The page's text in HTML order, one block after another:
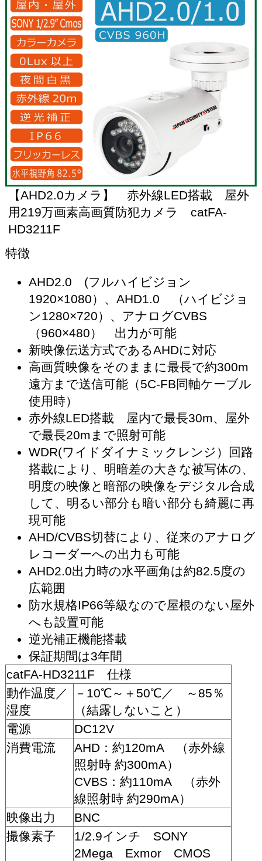
【AHD2.0カメラ】 赤外線LED搭載 屋外
用219万画素高画質防犯カメラ catFA-
HD3211F
特徴
AHD2.0 (フルハイビジョン
1920×1080）、AHD1.0 （ハイビジョ
ン1280×720）、アナログCVBS
（960×480） 出力が可能
新映像伝送方式であるAHDに対応
高画質映像をそのままに最長で約300m
遠方まで送信可能（5C-FB同軸ケーブル
使用時）
赤外線LED搭載 屋内で最長30m、屋外
で最長20mまで照射可能
WDR(ワイドダイナミックレンジ）回路
搭載により、明暗差の大きな被写体の、
明度の映像と暗部の映像をデジタル合成
して、明るい部分も暗い部分も綺麗に再
現可能
AHD/CVBS切替により、従来のアナログ
レコーダーへの出力も可能
AHD2.0出力時の水平画角は約82.5度の
広範囲
防水規格IP66等級なので屋根のない屋外
へも設置可能
逆光補正機能搭載
保証期間は3年間
catFA-HD3211F 仕様
動作温度／
湿度
－10℃～＋50℃／ ～85％
（結露しないこと）
電源
DC12V
消費電流
AHD：約120mA （赤外線
照射時 約300mA）
CVBS：約110mA （赤外
線照射時 約290mA）
映像出力
BNC
撮像素子
1/2.9インチ SONY
2Mega Exmor CMOS